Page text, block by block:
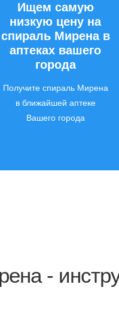
Ищем самую
низкую цену на
спираль Мирена в
аптеках вашего
города
Получите спираль Мирена
в ближайшей аптеке
Вашего города
-